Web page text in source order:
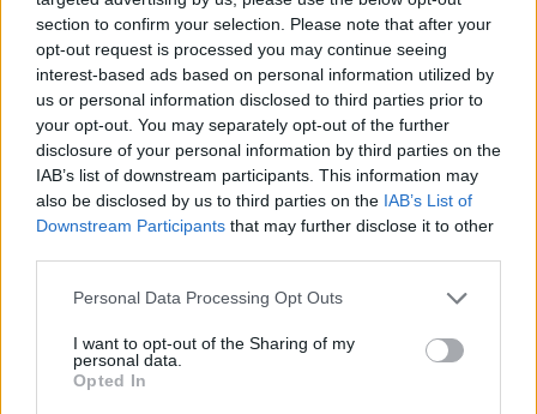
section to confirm your selection. Please note that after your
opt-out request is processed you may continue seeing
interest-based ads based on personal information utilized by
us or personal information disclosed to third parties prior to
your opt-out. You may separately opt-out of the further
disclosure of your personal information by third parties on the
IAB’s list of downstream participants. This information may
also be disclosed by us to third parties on the IAB’s List of
Downstream Participants that may further disclose it to other
Personal Data Processing Opt Outs
I want to opt-out of the Sharing of my
personal data.
Opted In
mit Ihrer Freundesliste, mehr Spieler bedeutet mehr Umsatz
für den Entwickler, also helfen Sie ihm zu wachsen.
Suche nach Buchstaben.
Geben Sie alle Buchstaben
des Puzzles ein:
Suche
nach
Buchstaben.
Wählen Sie Ihr Puzzle aus:
Puzzle nicht gefunden.